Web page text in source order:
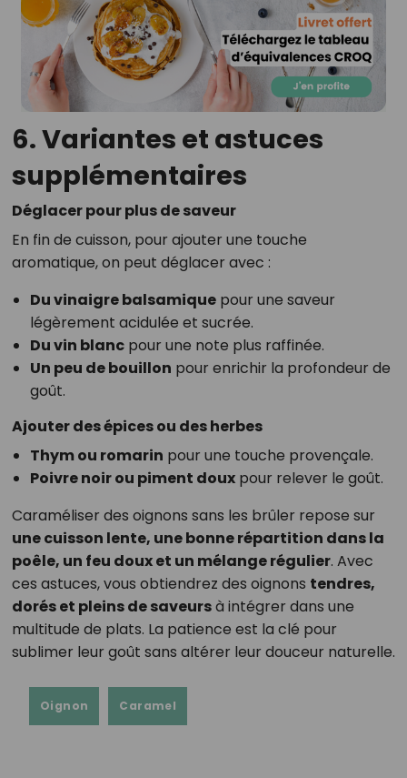
6. Variantes et astuces
supplémentaires
Déglacer pour plus de saveur
En fin de cuisson, pour ajouter une touche
aromatique, on peut déglacer avec :
Du vinaigre balsamiquepour une saveur
légèrement acidulée et sucrée.
Du vin blancpour une note plus raffinée.
Un peu de bouillon pour enrichir la profondeur de
goût.
Ajouter des épices ou des herbes
Thym ou romarin pour une touche provençale.
Poivre noir ou piment douxpour relever le goût.
Caraméliser des oignons sans les brûler repose sur
une cuisson lente, une bonne répartition dans la
poêle, un feu doux et un mélange régulier. Avec
ces astuces, vous obtiendrez des oignons tendres,
dorés et pleins de saveursà intégrer dans une
multitude de plats. La patience est la clé pour
sublimer leur goût sans altérer leur douceur naturelle.
Oignon Caramel